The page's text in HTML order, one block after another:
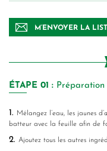
M’ENVOYER LA
ÉTAPE 01 : Préparation
1.
Mélangez l’eau, les jaunes
batteur avec la feuille afin de
2. Ajoutez tous les autres